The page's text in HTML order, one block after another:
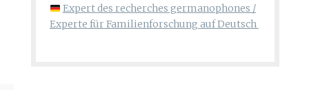
Expert des recherches germanophones /
Experte für Familienforschung auf Deutsch